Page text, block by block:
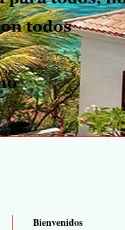
Bienvenidos